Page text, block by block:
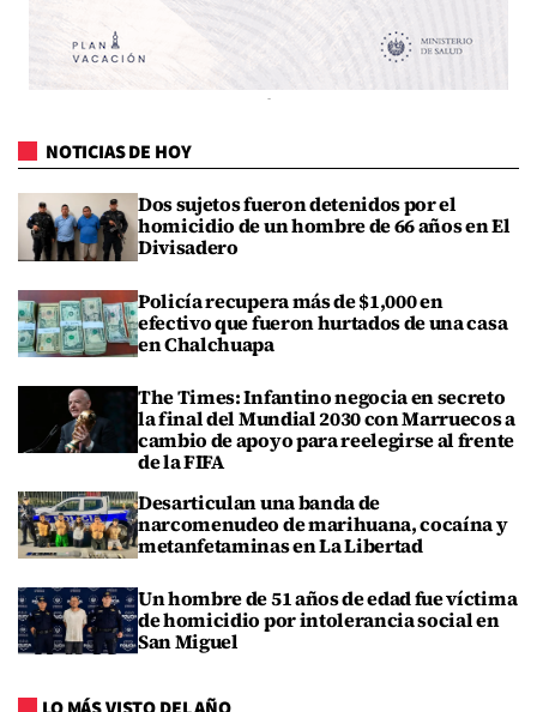
NOTICIAS DE HOY
Dos sujetos fueron detenidos por el
homicidio de un hombre de 66 años en El
Divisadero
Policía recupera más de $1,000 en
efectivo que fueron hurtados de una casa
en Chalchuapa
The Times: Infantino negocia en secreto
la final del Mundial 2030 con Marruecos a
cambio de apoyo para reelegirse al frente
de la FIFA
Desarticulan una banda de
narcomenudeo de marihuana, cocaína y
metanfetaminas en La Libertad
Un hombre de 51 años de edad fue víctima
de homicidio por intolerancia social en
San Miguel